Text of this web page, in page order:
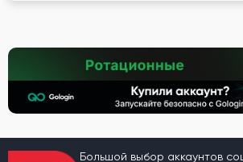
Большой выбор аккаунтов